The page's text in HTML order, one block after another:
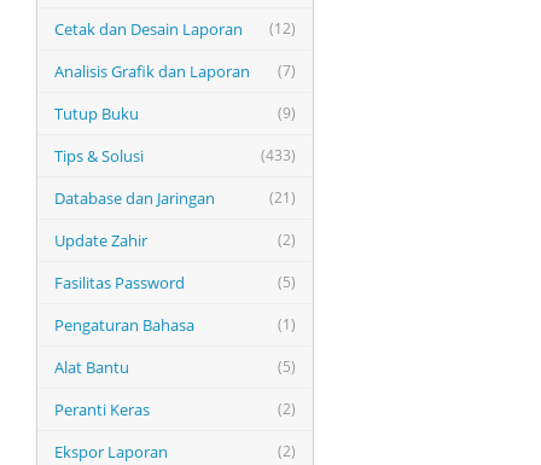
(12)
Cetak dan Desain Laporan
(7)
Analisis Grafik dan Laporan
(9)
Tutup Buku
(433)
Tips & Solusi
(21)
Database dan Jaringan
(2)
Update Zahir
(5)
Fasilitas Password
(1)
Pengaturan Bahasa
(5)
Alat Bantu
(2)
Peranti Keras
(2)
Ekspor Laporan